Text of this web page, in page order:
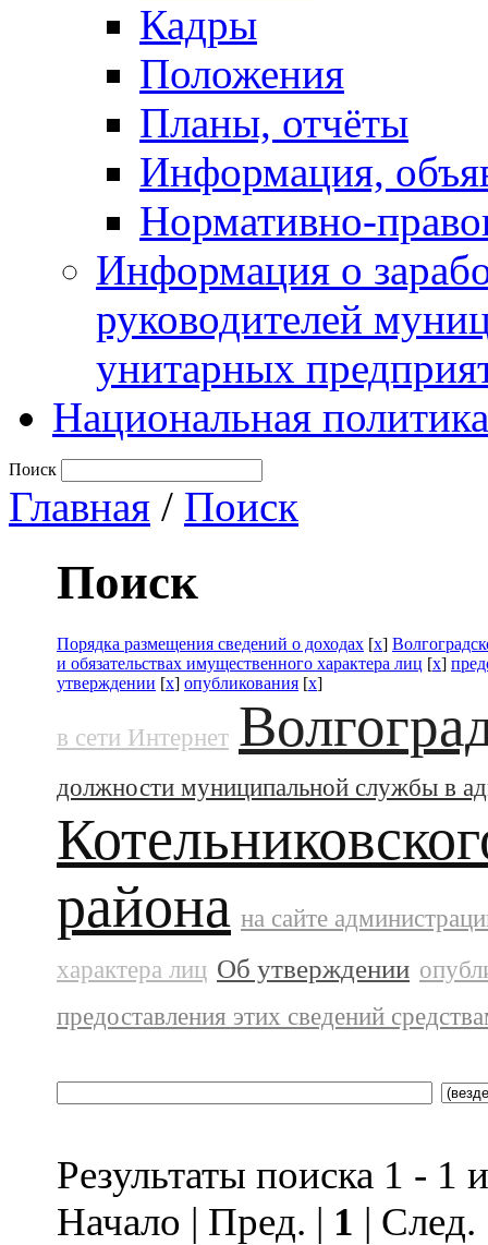
Кадры
Положения
Планы, отчёты
Информация,
Нормативно-
Информация о
руководителей
унитарных
Национальная политика
Поиск
Главная / Поиск
Поиск
Порядка размещения сведений о доходах [x]
и обязательствах имущественного характера лиц [x]
утверждении [x] опубликования [x]
в сети Интернет
должности муниципальной службы в
района на сайте
характера лиц Об утверждении
предоставления этих сведений
Результаты поиска 1 - 1
Начало | Пред. | 1 |